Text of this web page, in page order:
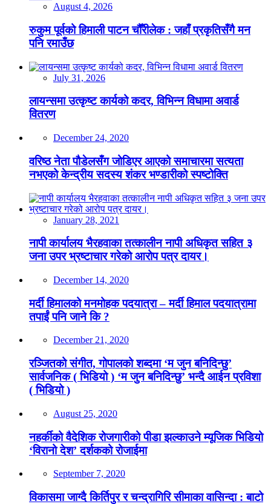
August 4, 2026
रुकुम पूर्वको हिमाली पाटन चौँरीलेक : जहाँ प्रकृतिसँगै मन
पनि रमाउँछ
July 31, 2026
लायन्समा उत्कृष्ट कार्यको कदर, विभिन्न विधामा अवार्ड
वितरण
December 24, 2020
वरिष्ठ नेता पौडेलसँग जोडिएर आएको समाचारमा सत्यता
नभएको केन्द्रीय सदस्य शंकर भण्डारीको स्पष्टोक्ति
January 28, 2021
नापी कार्यालय भैरहवाका तत्कालीन नापी अधिकृत सहित ३
जना उपर भ्रष्टाचार गरेको आरोप पत्र दायर।
December 14, 2020
मर्दी हिमालको मनमोहक पदयात्रा – मर्दी हिमाल पदयात्रामा
तपाईं पनि जाने कि ?
December 21, 2020
रञ्जितको संगीत, गोपालको शब्दमा ‘म जुन बनिदिन्छु’
सार्वजनिक ( भिडियो ) ‘म जुन बनिदिन्छु’ भन्दै आईन प्रविशा
( भिडियो )
August 25, 2020
नहर्कीको वैदेशिक रोजगारीको पीडा झल्काउने म्यूजिक भिडियो
‘विरानो देश’ दर्शकको रोजाईमा
September 7, 2020
विकासमा जाग्दै किर्तिपुर र चन्द्रागिरि सीमाका वासिन्दा : बाटो